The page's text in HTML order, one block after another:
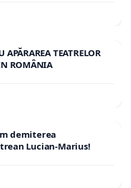
TEATRELOR
ROMÂNIA
demiterea
Lucian-Marius!